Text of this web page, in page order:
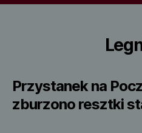
Przystanek na
zburzono resztki